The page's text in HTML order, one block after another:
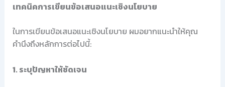
เทคนิคการเขียนข้อเสนอแนะเชิงนโยบาย
ในการเขียนข้อเสนอแนะเชิงนโยบาย ผมอยากแนะนำให้คุณ
คำนึงถึงหลักการต่อไปนี้:
1. ระบุปัญหาให้ชัดเจน